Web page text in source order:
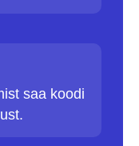
saa koodi